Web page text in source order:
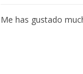
Me has gustado